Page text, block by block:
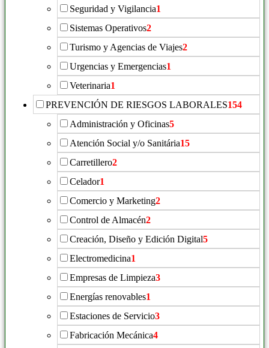
Seguridad y Vigilancia1
Sistemas Operativos2
Turismo y Agencias de Viajes2
Urgencias y Emergencias1
Veterinaria1
PREVENCIÓN DE RIESGOS LABORALES154
Administración y Oficinas5
Atención Social y/o Sanitária15
Carretillero2
Celador1
Comercio y Marketing2
Control de Almacén2
Creación, Diseño y Edición Digital5
Electromedicina1
Empresas de Limpieza3
Energías renovables1
Estaciones de Servicio3
Fabricación Mecánica4